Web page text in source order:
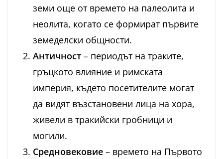
земи още от времето на палеолита и
неолита, когато се формират първите
земеделски общности.
Античност – периодът на траките,
гръцкото влияние и римската
империя, където посетителите могат
да видят възстановени лица на хора,
живели в тракийски гробници и
могили.
Средновековие – времето на Първото